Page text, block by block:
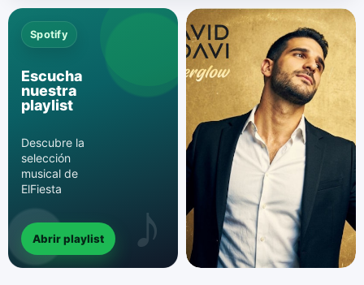
Spotify
Escucha
nuestra
playlist
Descubre la
selección
musical de
ElFiesta
Abrir playlist